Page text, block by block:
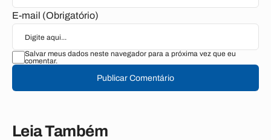
E-mail (Obrigatório)
Salvar meus dados neste navegador para a próxima vez que eu
comentar.
Publicar Comentário
Leia Também